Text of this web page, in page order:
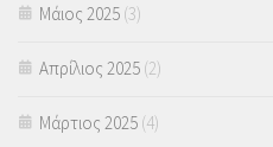
Μάιος 2025 (3)
Απρίλιος 2025 (2)
Μάρτιος 2025 (4)